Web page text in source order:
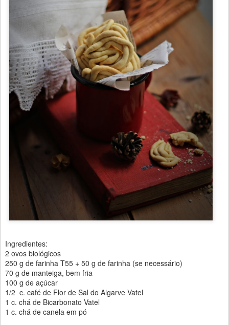
Ingredientes:
2 ovos biológicos
250 g de farinha T55 + 50 g de farinha (se necessário)
70 g de manteiga, bem fria
100 g de açúcar
1/2 c. café de Flor de Sal do Algarve Vatel
1 c. chá de Bicarbonato Vatel
1 c. chá de canela em pó